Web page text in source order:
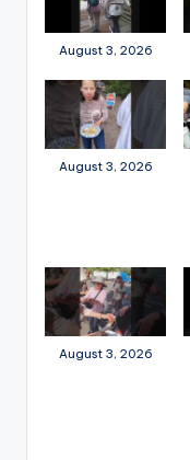
August 3, 2026
August 3, 2026
August 3, 2026